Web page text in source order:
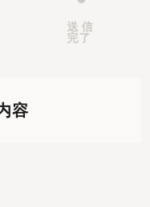
送信
完了
容